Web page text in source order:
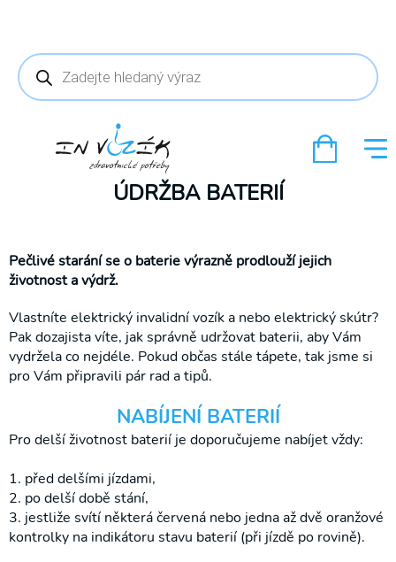
Products
search
ÚDRŽBA BATERIÍ
Pečlivé starání se o baterie výrazně prodlouží jejich
životnost a výdrž.
Vlastníte elektrický invalidní vozík a nebo elektrický skútr?
Pak dozajista víte, jak správně udržovat baterii, aby Vám
vydržela co nejdéle. Pokud občas stále tápete, tak jsme si
pro Vám připravili pár rad a tipů.
NABÍJENÍ BATERIÍ
Pro delší životnost baterií je doporučujeme nabíjet vždy:
1. před delšími jízdami,
2. po delší době stání,
3. jestliže svítí některá červená nebo jedna až dvě oranžové
kontrolky na indikátoru stavu baterií (při jízdě po rovině).